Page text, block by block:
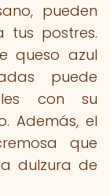
pueden
tus postres.
queso azul
puede
con su
Además, el
que
dulzura de